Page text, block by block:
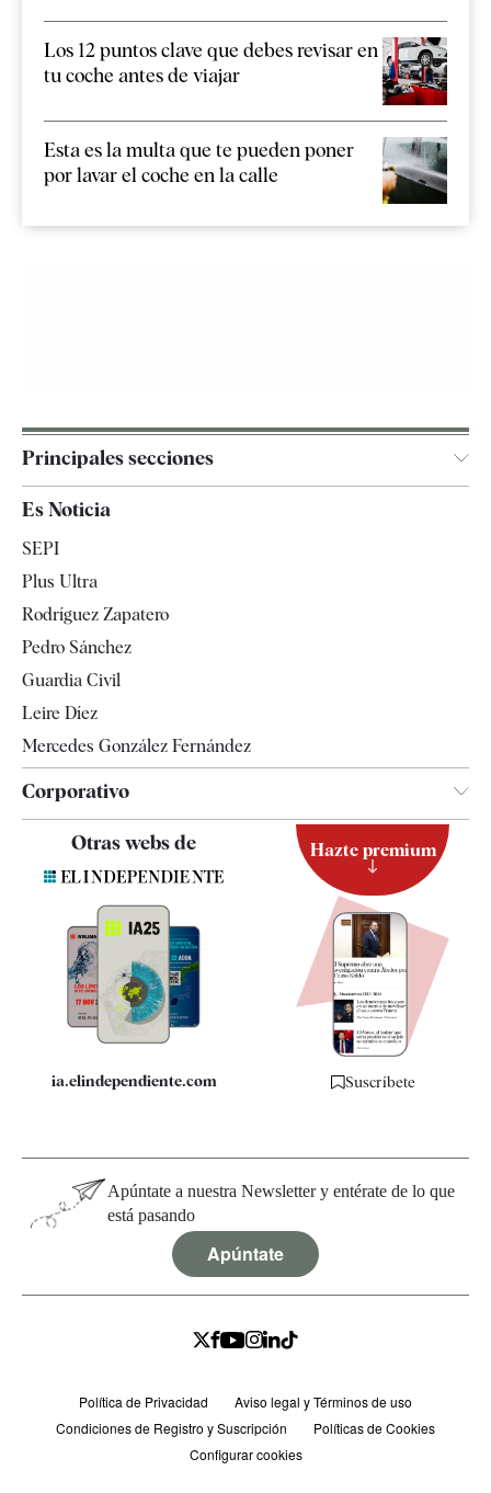
Los 12 puntos clave que debes revisar en
tu coche antes de viajar
Esta es la multa que te pueden poner
por lavar el coche en la calle
Principales secciones
España
Televisión
Es Noticia
SEPI
Plus Ultra
Rodríguez Zapatero
Pedro Sánchez
Guardia Civil
Leire Díez
Mercedes González Fernández
Corporativo
Contacto
Quiénes somos
Especificaciones
Otras webs de
ia.elindependiente.com
Hazte premium
Suscríbete
Apúntate a nuestra Newsletter y entérate de lo que
está pasando
Apúntate
Política de Privacidad
Aviso legal y Términos de uso
Condiciones de Registro y Suscripción
Políticas de Cookies
Configurar cookies